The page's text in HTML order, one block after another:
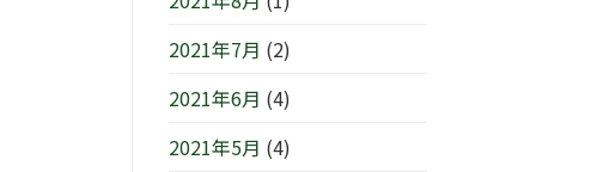
2021年7月 (2)
2021年6月 (4)
2021年5月 (4)